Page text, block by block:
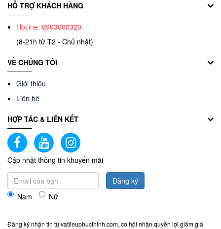
HỖ TRỢ KHÁCH HÀNG
Hotline: 0903000320
(8-21h từ T2 - Chủ nhật)
VỀ CHÚNG TÔI
Giới thiệu
Liên hệ
HỢP TÁC & LIÊN KẾT
Cập nhật thông tin khuyến mãi
Nam Nữ
Đăng ký
Đăng ký nhận tin từ vatlieuphucthinh.com, cơ hội nhận quyền lợi giảm giá